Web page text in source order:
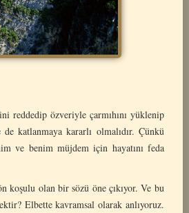
reddedip özveriyle çarmıhını yüklenip
katlanmaya kararlı olmalıdır. Çünkü
ve benim müjdem için hayatını feda
koşulu olan bir sözü öne çıkıyor. Ve bu
Elbette kavramsal olarak anlıyoruz.